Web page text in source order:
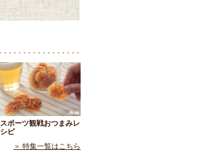
スポーツ観戦おつまみレ
シピ
＞ 特集一覧はこちら